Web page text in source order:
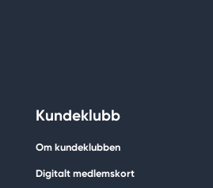
Kundeklubb
Om kundeklubben
Digitalt medlemskort